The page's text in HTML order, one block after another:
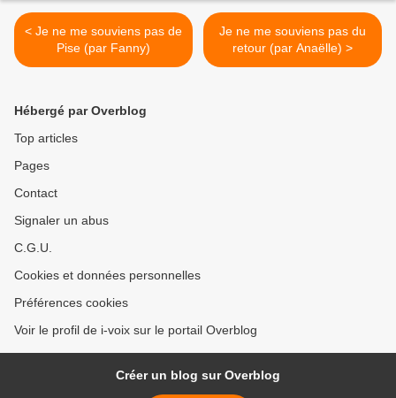
< Je ne me souviens pas de
Pise (par Fanny)
Je ne me souviens pas du
retour (par Anaëlle) >
Hébergé par Overblog
Top articles
Pages
Contact
Signaler un abus
C.G.U.
Cookies et données personnelles
Préférences cookies
Voir le profil de i-voix sur le portail Overblog
Créer un blog sur Overblog